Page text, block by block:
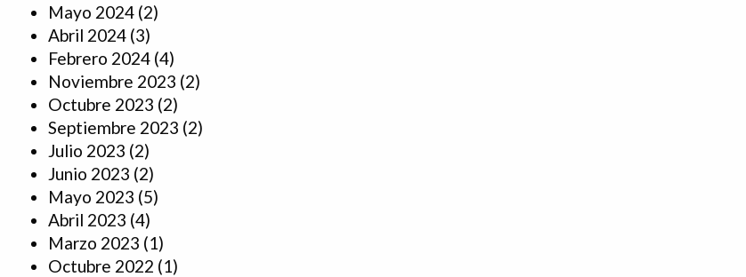
Mayo 2024 (2)
Abril 2024 (3)
Febrero 2024 (4)
Noviembre 2023 (2)
Octubre 2023 (2)
Septiembre 2023 (2)
Julio 2023 (2)
Junio 2023 (2)
Mayo 2023 (5)
Abril 2023 (4)
Marzo 2023 (1)
Octubre 2022 (1)